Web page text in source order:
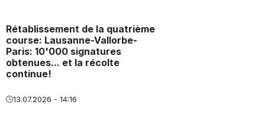
Rétablissement de la quatrième
course: Lausanne-Vallorbe-
Paris: 10'000 signatures
obtenues... et la récolte
continue!
13.07.2026 - 14:16